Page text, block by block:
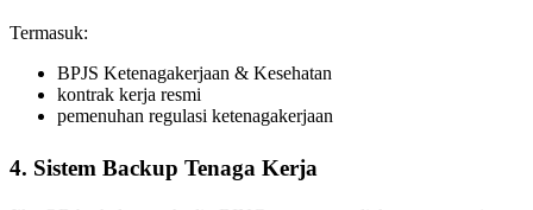
Termasuk:
BPJS Ketenagakerjaan & Kesehatan
kontrak kerja resmi
pemenuhan regulasi ketenagakerjaan
4. Sistem Backup Tenaga Kerja